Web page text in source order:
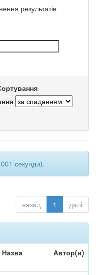
результатів
секунди).
назад 1 далі
Назва Автор(и)